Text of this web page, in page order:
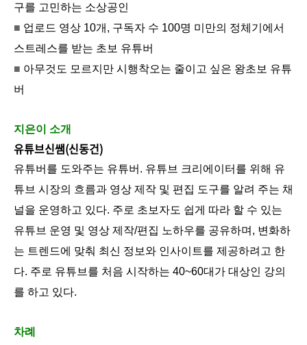
구를 고민하는 소상공인
■ 업로드 영상 10개, 구독자 수 100명 미만의 정체기에서
스트레스를 받는 초보 유튜버
■ 아무것도 모르지만 시행착오는 줄이고 싶은 왕초보 유튜
버
지은이 소개
유튜브신쌤(신동건)
유튜버를 도와주는 유튜버. 유튜브 크리에이터를 위해 유
튜브 시장의 흐름과 영상 제작 및 편집 도구를 알려 주는 채
널을 운영하고 있다. 주로 초보자도 쉽게 따라 할 수 있는
유튜브 운영 및 영상 제작/편집 노하우를 공유하며, 변화하
는 트렌드에 맞춰 최신 정보와 인사이트를 제공하려고 한
다. 주로 유튜브를 처음 시작하는 40~60대가 대상인 강의
를 하고 있다.
차례